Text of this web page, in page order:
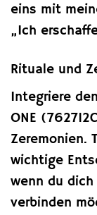
eins mit
„Ich
Rituale und
Integriere
ONE
Zeremonien.
wichtige
wenn du
verbinden